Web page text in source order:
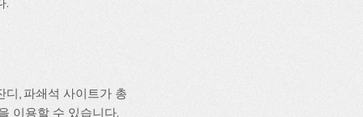
, 파쇄석 사이트가 총
이용할 수 있습니다.